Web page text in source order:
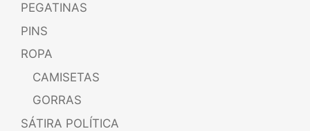
PEGATINAS
PINS
ROPA
CAMISETAS
GORRAS
SÁTIRA POLÍTICA